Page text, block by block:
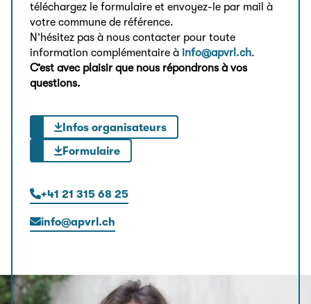
téléchargez le formulaire et envoyez-le par mail à
votre commune de référence.
N’hésitez pas à nous contacter pour toute
information complémentaire àinfo@apvrl.ch.
C’est avec plaisir que nous répondrons à vos
questions.
Infos organisateurs
Formulaire
+41 21 315 68 25
info@apvrl.ch